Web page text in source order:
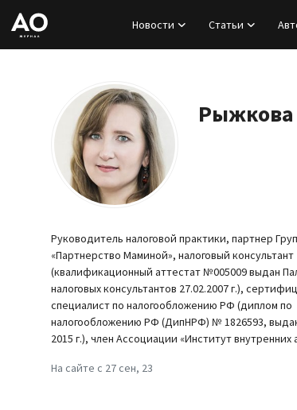
Новости Статьи
Регистрация
База знаний
Подписка
Руководитель налоговой практики, партнер
«Партнерство Маминой», налоговый консультант
(квалификационный аттестат №005009 выдан
налоговых консультантов 27.02.2007 г.),
специалист по налогообложению РФ (диплом по
налогообложению РФ (ДипНРФ) № 1826593,
2015 г.), член Ассоциации «Институт внутренних
На сайте с 27 сен, 23